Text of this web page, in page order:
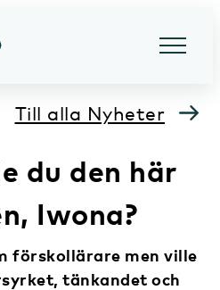
Till alla Nyheter
du den här
Iwona?
förskollärare men ville
tänkandet och